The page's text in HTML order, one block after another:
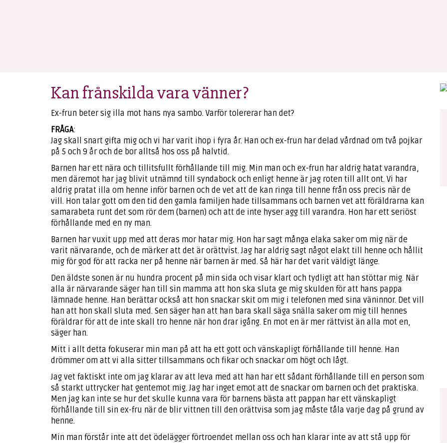
Kan frånskilda vara vänner?
Ex-frun beter sig illa mot hans nya sambo. Varför tolererar han det?
FRÅGA:
Jag skall snart gifta mig och vi har varit ihop i fyra år. Han och ex-frun har delad vårdnad om två pojkar
på 5 och 9 år och de bor alltså hos oss på halvtid.
Barnen har ett nära och tillitsfullt förhållande till mig. Min man och ex-frun har aldrig hatat varandra,
men däremot har jag blivit utnämnd till syndabock och enligt henne är jag roten till allt ont. Vi har
aldrig pratat illa om henne inför barnen och de vet att de kan ringa till henne från oss precis när de
vill. Hon talar gott om den tid den gamla familjen hade tillsammans och barnen vet att föräldrarna kan
samarabeta runt det som rör dem (barnen) och att de inte hyser agg till varandra. Hon har ett seriöst
förhållande med en ny man.
Barnen har vuxit upp med att deras mor hatar mig. Hon har sagt många elaka saker om mig när de
varit närvarande, och de märker att det är orättvist. Jag har aldrig sagt något elakt till henne och hållit
mig för god för att racka ner på henne när barnen är med. Så här har det varit väldigt länge.
Den äldste sonen är nu hundra procent på min sida och visar klart och tydligt att han stöttar mig. När
alla är närvarande säger han till sin mamma att hon ska sluta ge mig skulden för att hans pappa
lämnade henne. Han berättar också att hon snackar skit om mig i telefonen med sina väninnor. Det vill
han att hon skall sluta med. Sen säger han att han bara skall säga snälla saker om mig till hennes
föräldrar för att de inte skall tro henne när hon drar igång. En mot en är mer rättvist än alla mot en,
säger han.
Mitt i allt detta fokuserar min man på att ha ett gott och vänskapligt förhållande till henne. Han
drömmer om att vi alla sitter tillsammans och fikar och snackar om högt och lågt.
Jag vet faktiskt inte om jag klarar av att leva med att han har ett sådant förhållande till en person som
så starkt uttrycker hat gentemot mig. Jag har inget emot att de snackar om barnen och det praktiska.
Men jag kan inte se hur det skulle kunna vara för barnens bästa att pappan har ett vänskapligt
förhållande till sin ex-fru när de blir vittnen till den orättvisa som jag måste tåla varje dag på grund av
henne.
Min man förstår inte att det ödelägger förtroendet mellan oss och han klarar inte av att stå upp för